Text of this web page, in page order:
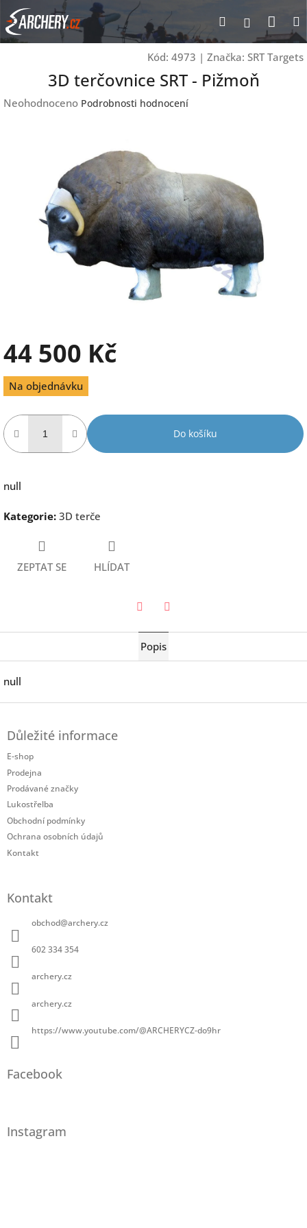
Přejít
na
obsah
Hledat
Kód: 4973 | Značka: SRT Targets
3D terčovnice SRT - Pižmoň
Průměrné
hvězdiček.
Neohodnoceno Podrobnosti hodnocení
44 500 Kč
Měrná
cena:
Na objednávku
Do košíku
null
Kategorie: 3D terče
ZEPTAT SE HLÍDAT
Popis
null
Důležité informace
E-shop
Prodejna
Prodávané značky
Lukostřelba
Obchodní podmínky
Ochrana osobních údajů
Kontakt
Kontakt
obchod@archery.cz
602 334 354
archery.cz
archery.cz
https://www.youtube.com/@ARCHERYCZ-do9hr
Facebook
Instagram